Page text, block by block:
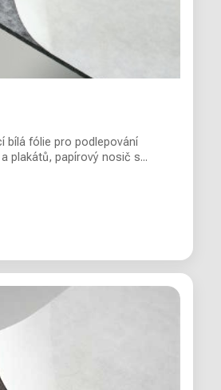
bílá fólie pro podlepování
plakátů, papírový nosič s...